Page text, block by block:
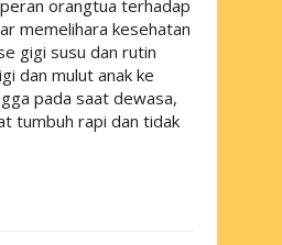
orangtua terhadap
memelihara kesehatan
gigi susu dan rutin
dan mulut anak ke
pada saat dewasa,
tumbuh rapi dan tidak